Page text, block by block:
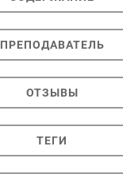
ПРЕПОДАВАТЕЛЬ
ОТЗЫВЫ
ТЕГИ